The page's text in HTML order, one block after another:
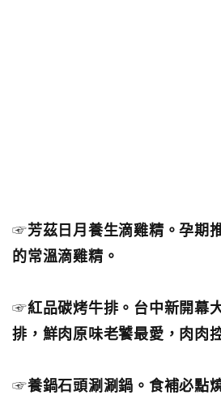
☞芳茲日月養生滴雞精。孕期
的常溫滴雞精。
☞紅品碳烤牛排。台中新開幕
排，鮮肉原味老饕最愛，肉肉
☞養鍋石頭涮涮鍋。食補必點